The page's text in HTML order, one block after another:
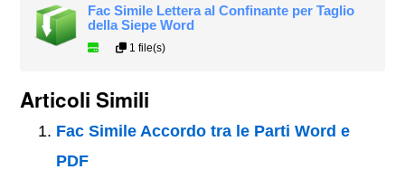
Fac Simile Lettera al Confinante per Taglio
della Siepe Word
1 file(s)
Articoli Simili
Fac Simile Accordo tra le Parti Word e
PDF